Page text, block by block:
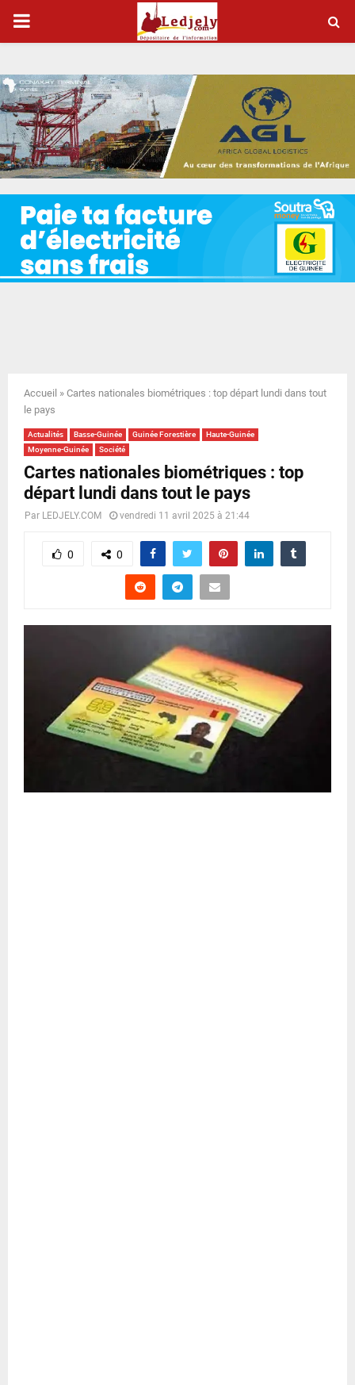
P
I
M
A
R
Y
N
U
Accueil » Cartes nationales biométriques : top départ lundi dans tout
le pays
Actualités Basse-Guinée Guinée Forestière
Haute-Guinée
Moyenne-Guinée
Société
Cartes nationales biométriques : top
départ lundi dans tout le pays
Par LEDJELY.COM vendredi 11 avril 2025 à 21:44
0 0